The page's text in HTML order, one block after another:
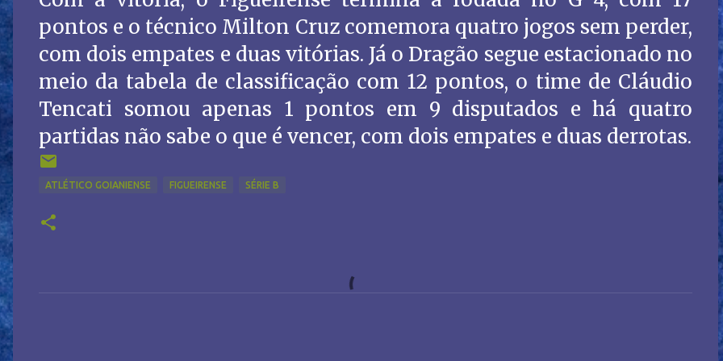
pontos e o técnico Milton Cruz comemora quatro jogos sem perder,
com dois empates e duas vitórias. Já o Dragão segue estacionado no
meio da tabela de classificação com 12 pontos, o time de Cláudio
Tencati somou apenas 1 pontos em 9 disputados e há quatro
partidas não sabe o que é vencer, com dois empates e duas derrotas.
ATLÉTICO GOIANIENSE FIGUEIRENSE SÉRIE B